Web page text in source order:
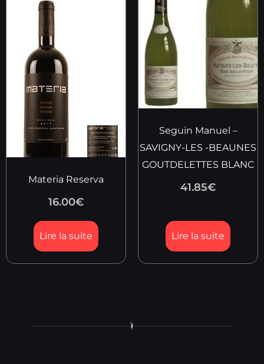
Materia Reserva
16.00€
Lire la suite
Seguin Manuel –
SAVIGNY-LES -BEAUNES
GOUTDELETTES BLANC
41.85€
Lire la suite